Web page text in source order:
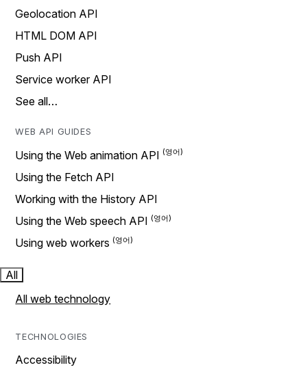
Geolocation API
HTML DOM API
Push API
Service worker API
See all…
WEB API GUIDES
Using the Web animation API
Using the Fetch API
Working with the History API
Using the Web speech API
Using web workers
All
All web technology
TECHNOLOGIES
Accessibility